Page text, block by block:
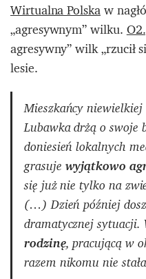
Wirtualna Polskaw
„agresywnym” wilku.
agresywny” wilk „rzucił
lesie.
Mieszkańcy
Lubawka drżą o swoje
doniesień lokalnych
grasuje wyjątkowo
się już nie tylko na
(…) Dzień później
dramatycznej sytuacji.
rodzinę, pracującą w
razem nikomu nie